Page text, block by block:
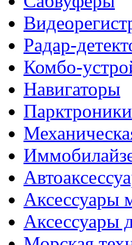
Радар-
Комбо-
Навигаторы
Парктроники
Аксессуары
Аксессуары